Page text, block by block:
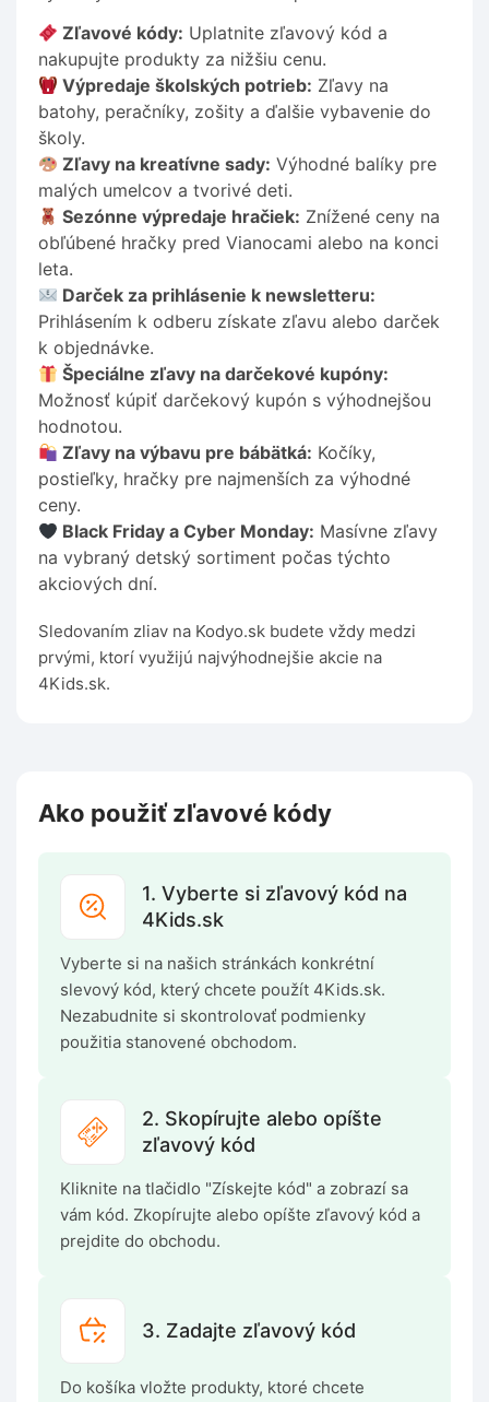
Zľavové kódy: Uplatnite zľavový kód a
nakupujte produkty za nižšiu cenu.
Výpredaje školských potrieb: Zľavy na
batohy, peračníky, zošity a ďalšie vybavenie do
školy.
Zľavy na kreatívne sady: Výhodné balíky pre
malých umelcov a tvorivé deti.
Sezónne výpredaje hračiek: Znížené ceny na
obľúbené hračky pred Vianocami alebo na konci
leta.
Darček za prihlásenie k newsletteru:
Prihlásením k odberu získate zľavu alebo darček
k objednávke.
Špeciálne zľavy na darčekové kupóny:
Možnosť kúpiť darčekový kupón s výhodnejšou
hodnotou.
Zľavy na výbavu pre bábätká: Kočíky,
postieľky, hračky pre najmenších za výhodné
ceny.
Black Friday a Cyber Monday: Masívne zľavy
na vybraný detský sortiment počas týchto
akciových dní.
Sledovaním zliav na Kodyo.sk budete vždy medzi
prvými, ktorí využijú najvýhodnejšie akcie na
4Kids.sk.
Ako použiť zľavové kódy
1. Vyberte si zľavový kód na
4Kids.sk
Vyberte si na našich stránkách konkrétní
slevový kód, který chcete použít 4Kids.sk.
Nezabudnite si skontrolovať podmienky
použitia stanovené obchodom.
2. Skopírujte alebo opíšte
zľavový kód
Kliknite na tlačidlo "Získejte kód" a zobrazí sa
vám kód. Zkopírujte alebo opíšte zľavový kód a
prejdite do obchodu.
3. Zadajte zľavový kód
Do košíka vložte produkty, ktoré chcete